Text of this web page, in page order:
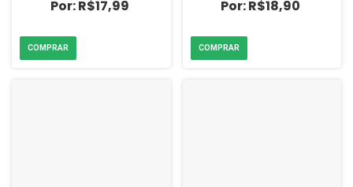
R$17,99 R$18,90